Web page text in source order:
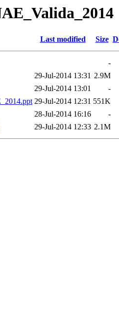
Last modified Size
-
29-Jul-2014 13:31 2.9M
29-Jul-2014 13:01
-
29-Jul-2014 12:31 551K
28-Jul-2014 16:16
-
29-Jul-2014 12:33 2.1M